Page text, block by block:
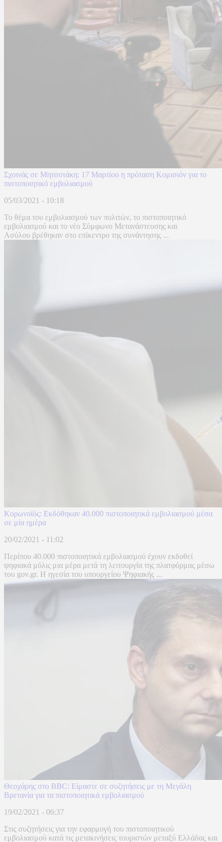
Σχοινάς σε Μητσοτάκη: 17 Μαρτίου η πρόταση Κομισιόν για το
πιστοποιητικό εμβολιασμού
05/03/2021 - 10:18
Το θέμα του εμβολιασμού των πολιτών, το πιστοποιητικό
εμβολιασμού και το νέο Σύμφωνο Μετανάστευσης και
Ασύλου βρέθηκαν στο επίκεντρο της συνάντησης ...
Κορωνοϊός: Εκδόθηκαν 40.000 πιστοποιητικά εμβολιασμού μέσα
σε μία ημέρα
20/02/2021 - 11:02
Περίπου 40.000 πιστοποιητικά εμβολιασμού έχουν εκδοθεί
ψηφιακά μόλις μια μέρα μετά τη λειτουργία της πλατφόρμας μέσω
του gov.gr. Η ηγεσία του υπουργείου Ψηφιακής ...
Θεοχάρης στο BBC: Είμαστε σε συζητήσεις με τη Μεγάλη
Βρετανία για τα πιστοποιητικά εμβολιασμού
19/02/2021 - 06:37
Στις συζητήσεις για την εφαρμογή του πιστοποιητικού
εμβολιασμού κατά τις μετακινήσεις τουριστών μεταξύ Ελλάδας και